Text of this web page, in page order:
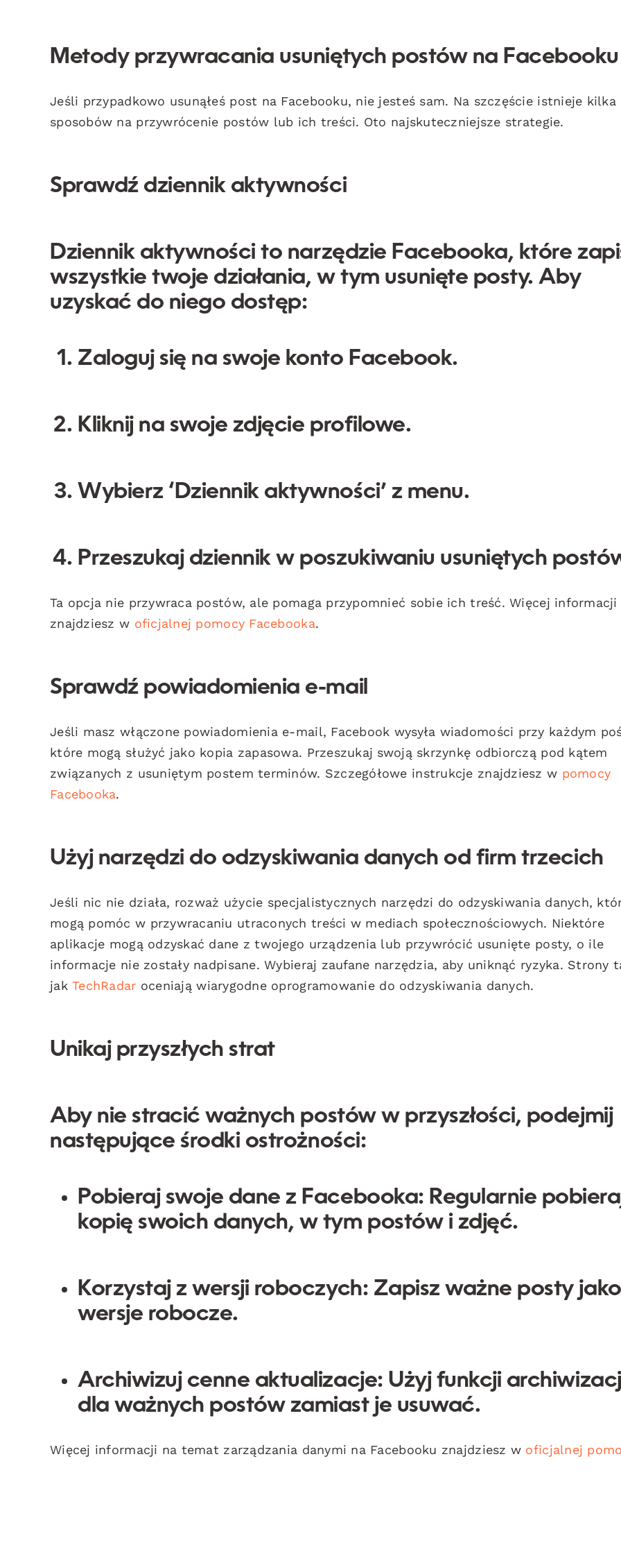
Metody przywracania usuniętych postów na Facebooku
Jeśli przypadkowo usunąłeś post na Facebooku, nie jesteś sam. Na szczęście istnieje kilka
sposobów na przywrócenie postów lub ich treści. Oto najskuteczniejsze strategie.
Sprawdź dziennik aktywności
Dziennik aktywności to narzędzie Facebooka, które
wszystkie twoje działania, w tym usunięte posty. Aby
uzyskać do niego dostęp:
Zaloguj się na swoje konto Facebook.
Kliknij na swoje zdjęcie profilowe.
Wybierz ‘Dziennik aktywności’ z menu.
Przeszukaj dziennik w poszukiwaniu usuniętych
Ta opcja nie przywraca postów, ale pomaga przypomnieć sobie ich treść. Więcej informacji
znajdziesz w oficjalnej pomocy Facebooka.
Sprawdź powiadomienia e-mail
Jeśli masz włączone powiadomienia e-mail, Facebook wysyła wiadomości przy każdym
które mogą służyć jako kopia zapasowa. Przeszukaj swoją skrzynkę odbiorczą pod kątem
związanych z usuniętym postem terminów. Szczegółowe instrukcje znajdziesz w pomocy
Facebooka.
Użyj narzędzi do odzyskiwania danych od firm trzecich
Jeśli nic nie działa, rozważ użycie specjalistycznych narzędzi do odzyskiwania danych,
mogą pomóc w przywracaniu utraconych treści w mediach społecznościowych. Niektóre
aplikacje mogą odzyskać dane z twojego urządzenia lub przywrócić usunięte posty, o ile
informacje nie zostały nadpisane. Wybieraj zaufane narzędzia, aby uniknąć ryzyka. Strony
jakTechRadar oceniają wiarygodne oprogramowanie do odzyskiwania danych.
Unikaj przyszłych strat
Aby nie stracić ważnych postów w przyszłości, podejmij
następujące środki ostrożności:
Pobieraj swoje dane z Facebooka: Regularnie
kopię swoich danych, w tym postów i zdjęć.
Korzystaj z wersji roboczych: Zapisz ważne posty jako
wersje robocze.
Archiwizuj cenne aktualizacje: Użyj funkcji
dla ważnych postów zamiast je usuwać.
Więcej informacji na temat zarządzania danymi na Facebooku znajdziesz w oficjalnej